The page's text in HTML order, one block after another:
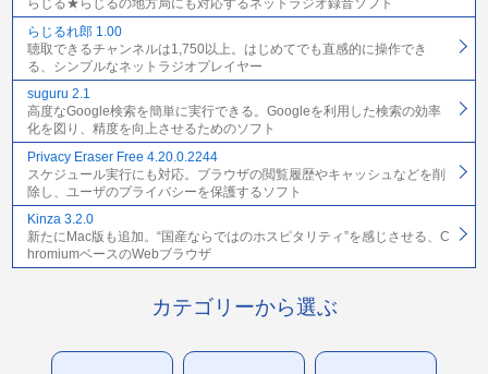
らじる★らじるの地方局にも対応するネットラジオ録音ソフト
らじるれ郎 1.00
聴取できるチャンネルは1,750以上。はじめてでも直感的に操作でき
る、シンプルなネットラジオプレイヤー
suguru 2.1
高度なGoogle検索を簡単に実行できる。Googleを利用した検索の効率
化を図り、精度を向上させるためのソフト
Privacy Eraser Free 4.20.0.2244
スケジュール実行にも対応。ブラウザの閲覧履歴やキャッシュなどを削
除し、ユーザのプライバシーを保護するソフト
Kinza 3.2.0
新たにMac版も追加。“国産ならではのホスピタリティ”を感じさせる、C
hromiumベースのWebブラウザ
カテゴリーから選ぶ